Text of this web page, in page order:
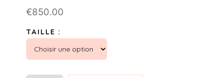
€850.00
TAILLE :